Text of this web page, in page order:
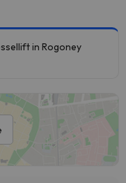
in Rogoney